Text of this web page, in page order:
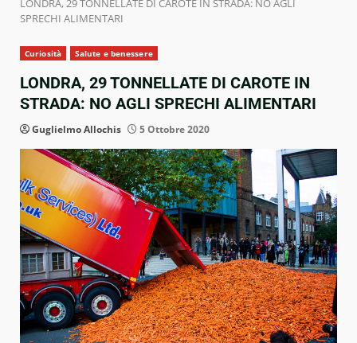
LONDRA, 29 TONNELLATE DI CAROTE IN STRADA: NO AGLI
SPRECHI ALIMENTARI
Curiosità Salute e benessere
LONDRA, 29 TONNELLATE DI CAROTE IN
STRADA: NO AGLI SPRECHI ALIMENTARI
Guglielmo Allochis 5 Ottobre 2020